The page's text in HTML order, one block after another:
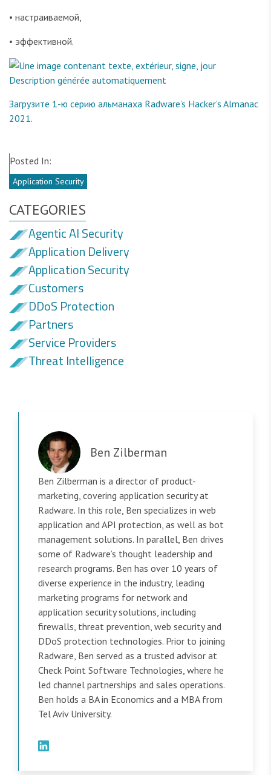
• настраиваемой,
• эффективной.
Загрузите 1-ю серию альманаха Radware’s Hacker’s Almanac
2021.
Posted In:
Application Security
CATEGORIES
Agentic AI Security
Application Delivery
Application Security
Customers
DDoS Protection
Partners
Service Providers
Threat Intelligence
Ben Zilberman
Ben Zilberman is a director of product-
marketing, covering application security at
Radware. In this role, Ben specializes in web
application and API protection, as well as bot
management solutions. In parallel, Ben drives
some of Radware’s thought leadership and
research programs. Ben has over 10 years of
diverse experience in the industry, leading
marketing programs for network and
application security solutions, including
firewalls, threat prevention, web security and
DDoS protection technologies. Prior to joining
Radware, Ben served as a trusted advisor at
Check Point Software Technologies, where he
led channel partnerships and sales operations.
Ben holds a BA in Economics and a MBA from
Tel Aviv University.